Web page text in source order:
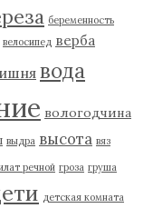
беременность
велосипед верба
вода
вологодчина
выдра высота вяз
речной гроза груша
детская комната